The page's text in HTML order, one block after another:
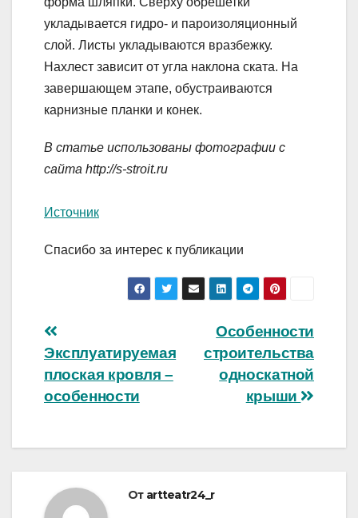
укладывается гидро- и пароизоляционный
слой. Листы укладываются вразбежку.
Нахлест зависит от угла наклона ската. На
завершающем этапе, обустраиваются
карнизные планки и конек.
В статье использованы фотографии с
сайта http://s-stroit.ru
Источник
Спасибо за интерес к публикации
Навигация
по
записям
Особенности
строительства
односкатной
крыши
Эксплуатируемая
плоская кровля –
особенности
От artteatr24_r